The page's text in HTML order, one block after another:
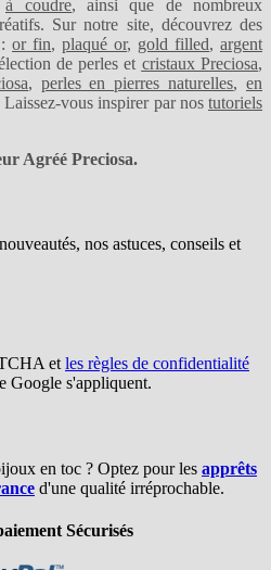
à coudre, ainsi que de nombreux
Sur notre site, découvrez des
or fin, plaqué or, gold filled, argent
de perles et cristaux Preciosa,
, perles en pierres naturelles, en
Laissez-vous inspirer par nostutoriels
Agréé Preciosa.
nos astuces, conseils et
etles règles de confidentialité
Google s'appliquent.
en toc ? Optez pour les apprêts
d'une qualité irréprochable.
Sécurisés